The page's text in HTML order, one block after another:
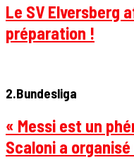
Le SV Elversberg
préparation !
2.Bundesliga
« Messi est un
Scaloni a